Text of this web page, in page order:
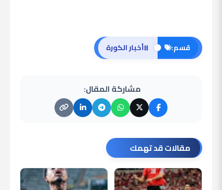
قسم: #أخبار الكورة
مشاركة المقال:
مقالات قد تهمك